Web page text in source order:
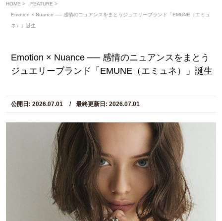
HOME > FEATURE >
Emotion × Nuance ── 感情のニュアンスをまとうジュエリーブランド「EMUNE（エミュ
ネ）」誕生
Emotion × Nuance ── 感情のニュアンスをまとう
ジュエリーブランド「EMUNE（エミュネ）」誕生
公開日: 2026.07.01 最終更新日: 2026.07.01